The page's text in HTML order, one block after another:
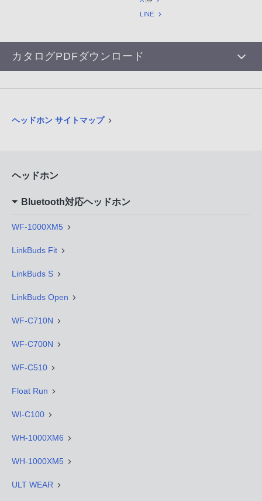
LINE
カタログPDFダウンロード
ヘッドホン サイトマップ
ヘッドホン
Bluetooth対応ヘッドホン
WF-1000XM5
LinkBuds Fit
LinkBuds S
LinkBuds Open
WF-C710N
WF-C700N
WF-C510
Float Run
WI-C100
WH-1000XM6
WH-1000XM5
ULT WEAR